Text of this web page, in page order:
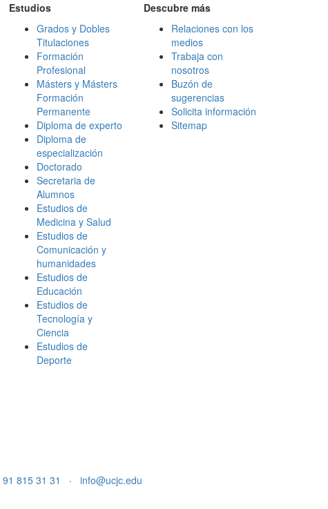
Estudios
Grados y Dobles
Titulaciones
Formación
Profesional
Másters y Másters
Formación
Permanente
Diploma de experto
Diploma de
especialización
Doctorado
Secretaria de
Alumnos
Estudios de
Medicina y Salud
Estudios de
Comunicación y
humanidades
Estudios de
Educación
Estudios de
Tecnología y
Ciencia
Estudios de
Deporte
Descubre más
Relaciones con los
medios
Trabaja con
nosotros
Buzón de
sugerencias
Solicita información
Sitemap
91 815 31 31 · info@ucjc.edu